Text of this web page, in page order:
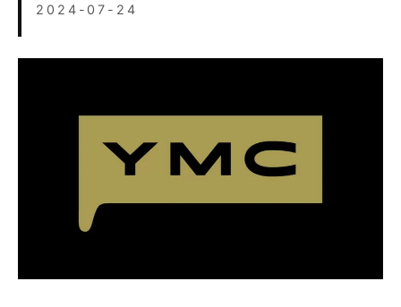
営業カレンダー
ブログ
お問い合わせ
2024-07-24